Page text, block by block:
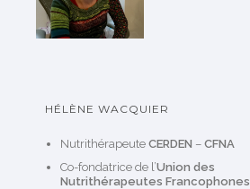
HÉLÈNE WACQUIER
Nutrithérapeute CERDEN – CFNA
Co-fondatrice de l’Union des
Nutrithérapeutes Francophones